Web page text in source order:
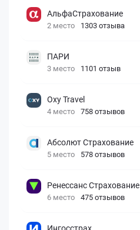
АльфаСтрахование
2 место 1303 отзыва
ПАРИ
3 место 1101 отзыв
Oxy Travel
4 место 758 отзывов
Абсолют Страхование
5 место 578 отзывов
Ренессанс Страхование
6 место 475 отзывов
Ингосстрах